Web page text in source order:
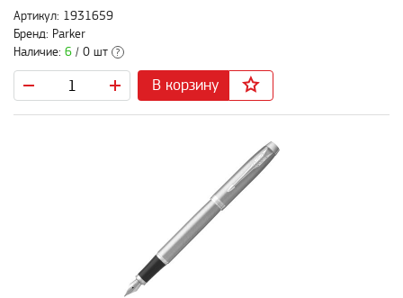
Артикул: 1931659
Бренд: Parker
Наличие: 6 / 0 шт ?
В корзину